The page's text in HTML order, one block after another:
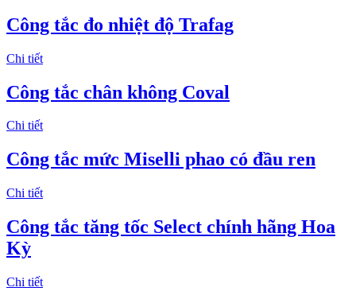
Công tắc đo nhiệt độ Trafag
Chi tiết
Công tắc chân không Coval
Chi tiết
Công tắc mức Miselli phao có đầu ren
Chi tiết
Công tắc tăng tốc Select chính hãng Hoa
Kỳ
Chi tiết